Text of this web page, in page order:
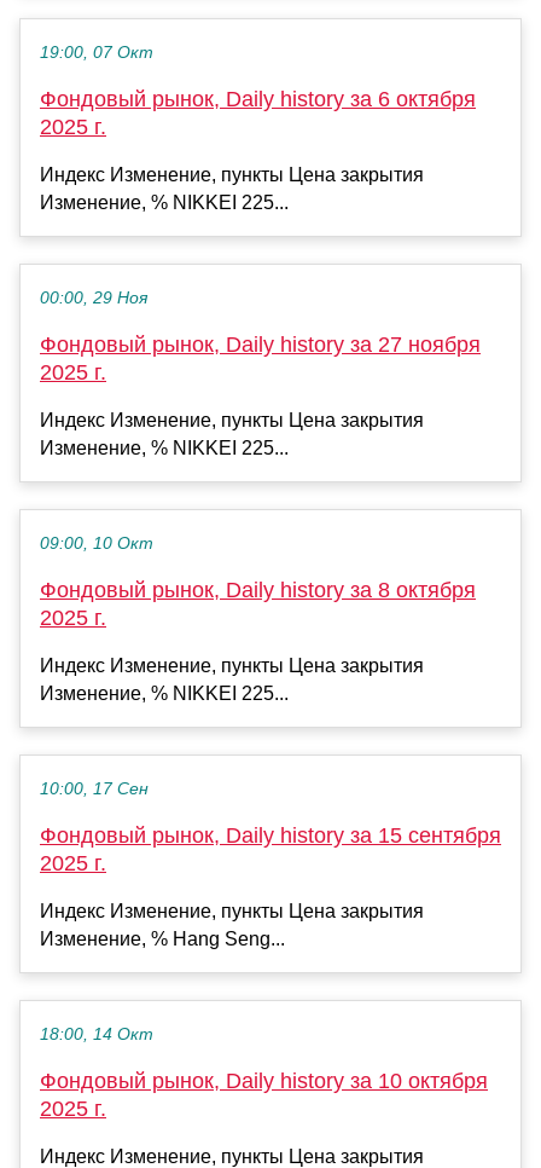
19:00, 07 Окт
Фондовый рынок, Daily history за 6 октября
2025 г.
Индекс Изменение, пункты Цена закрытия
Изменение, % NIKKEI 225...
00:00, 29 Ноя
Фондовый рынок, Daily history за 27 ноября
2025 г.
Индекс Изменение, пункты Цена закрытия
Изменение, % NIKKEI 225...
09:00, 10 Окт
Фондовый рынок, Daily history за 8 октября
2025 г.
Индекс Изменение, пункты Цена закрытия
Изменение, % NIKKEI 225...
10:00, 17 Сен
Фондовый рынок, Daily history за 15 сентября
2025 г.
Индекс Изменение, пункты Цена закрытия
Изменение, % Hang Seng...
18:00, 14 Окт
Фондовый рынок, Daily history за 10 октября
2025 г.
Индекс Изменение, пункты Цена закрытия